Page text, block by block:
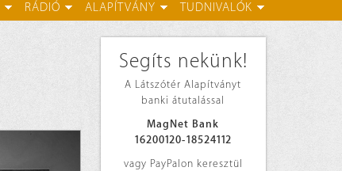
RÁDIÓ ALAPÍTVÁNY TUDNIVALÓK
Segíts nekünk!
A Látszótér Alapítványt
banki átutalással
MagNet Bank
16200120-18524112
vagy PayPalon keresztül